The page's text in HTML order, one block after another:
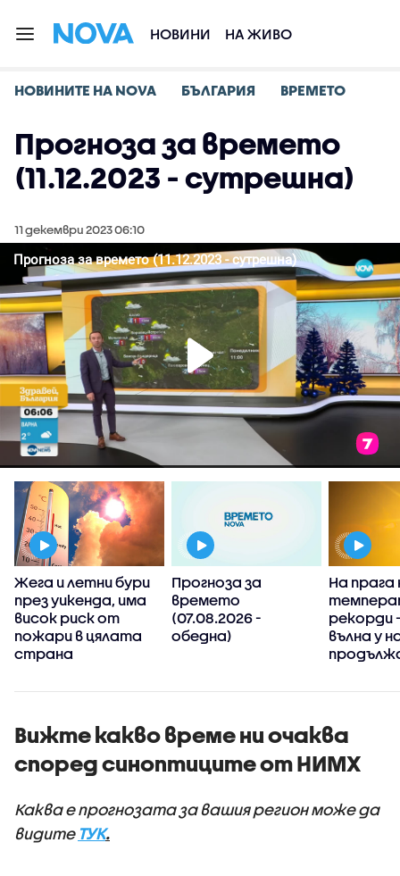
НОВИНИ НА ЖИВО
НОВИНИТЕ НА NOVA БЪЛГАРИЯ ВРЕМЕТО
Прогноза за времето
(11.12.2023 - сутрешна)
11 декември 2023 06:10
Жега и летни бури
през уикенда, има
висок риск от
пожари в цялата
страна
Прогноза за
времето
(07.08.2026 -
обедна)
На прага
рекорди
вълна у
Вижте какво време ни очаква
според синоптиците от НИМХ
Каква е прогнозата за вашия регион може да
видите ТУК.